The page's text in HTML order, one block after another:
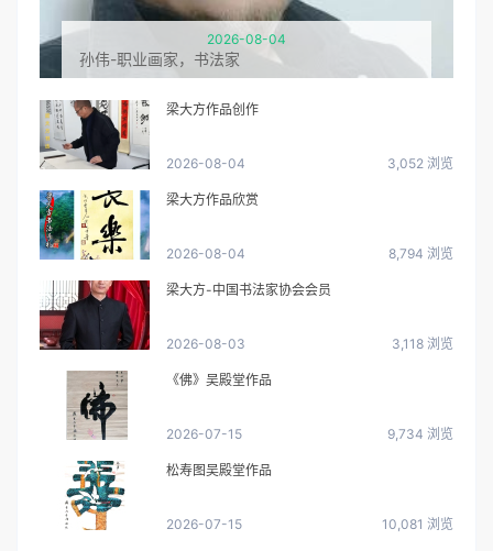
2026-08-04
孙伟-职业画家，书法家
梁大方作品创作
2026-08-04 3,052 浏览
梁大方作品欣赏
2026-08-04 8,794 浏览
梁大方-中国书法家协会会员
2026-08-03 3,118 浏览
《佛》吴殿堂作品
2026-07-15 9,734 浏览
松寿图吴殿堂作品
2026-07-15 10,081 浏览